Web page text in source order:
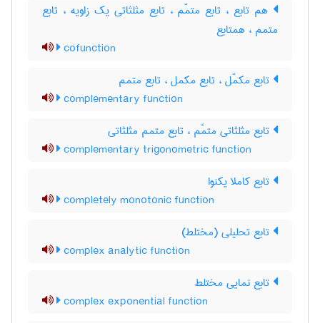
هم تابع ، تابع متمّم ، تابع مثلثاتی یک زاویه ، تابع
متمم ، همتابع
cofunction
تابع مکمّل ، تابع مکمل ، تابع متمم
complementary function
تابع مثلثاتی متمّم ، تابع متمم مثلثاتی
complementary trigonometric function
تابع کاملا یکنوا
completely monotonic function
تابع تحلیلی (مختلط)
complex analytic function
تابع نمایی مختلط
complex exponential function